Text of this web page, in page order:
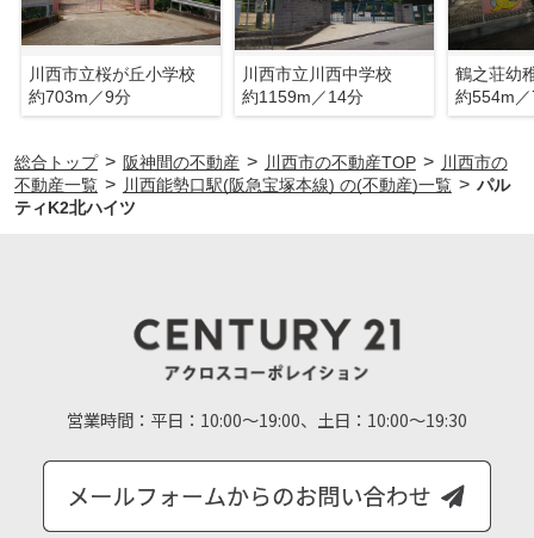
川西市立桜が丘小学校
約703m／9分
川西市立川西中学校
約1159m／14分
鶴之荘幼
約554m
総合トップ > 阪神間の不動産 > 川西市の不動産TOP > 川西市の
不動産一覧 > 川西能勢口駅(阪急宝塚本線) の(不動産)一覧 > パル
ティK2北ハイツ
営業時間： 平日：10:00～19:00、土日：10:00～19:30